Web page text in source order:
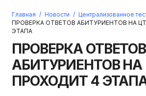
Войти
Главная / Новости / Централизованное
ПРОВЕРКА ОТВЕТОВ АБИТУРИЕНТОВ НА
ЭТАПА
ПРОВЕРКА ОТВЕТОВ
АБИТУРИЕНТОВ НА
ПРОХОДИТ 4